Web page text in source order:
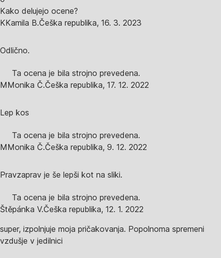
Kako delujejo ocene?
KKamila B.Češka republika, 16. 3. 2023
Odlično.
Ta ocena je bila strojno prevedena.
MMonika Č.Češka republika, 17. 12. 2022
Lep kos
Ta ocena je bila strojno prevedena.
MMonika Č.Češka republika, 9. 12. 2022
Pravzaprav je še lepši kot na sliki.
Ta ocena je bila strojno prevedena.
Štěpánka V.Češka republika, 12. 1. 2022
super, izpolnjuje moja pričakovanja. Popolnoma spremeni
vzdušje v jedilnici